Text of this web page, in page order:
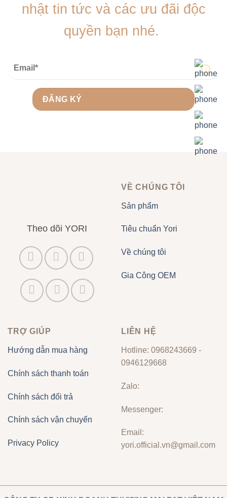
nhật tin tức và các ưu đãi độc
quyền bạn nhé.
Theo dõi YORI
VỀ CHÚNG TÔI
Sản phẩm
Tiêu chuẩn Yori
Về chúng tôi
Gia Công OEM
TRỢ GIÚP
Hướng dẫn mua hàng
Chính sách thanh toán
Chính sách đổi trả
Chính sách vận chuyển
Privacy Policy
LIÊN HỆ
Hotline: 0968243669 -
0946129668
Zalo:
Messenger:
Email:
yori.official.vn@gmail.com